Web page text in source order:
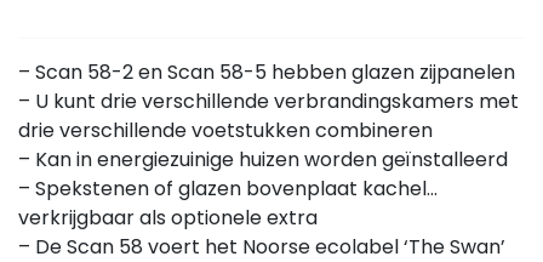
– Scan 58-2 en Scan 58-5 hebben glazen zijpanelen
– U kunt drie verschillende verbrandingskamers met
drie verschillende voetstukken combineren
– Kan in energiezuinige huizen worden geïnstalleerd
– Spekstenen of glazen bovenplaat kachel
verkrijgbaar als optionele extra
– De Scan 58 voert het Noorse ecolabel ‘The Swan’